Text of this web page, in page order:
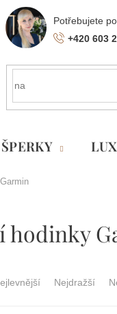
+420 603
ŠPERKY
hodinky
Nejdražší